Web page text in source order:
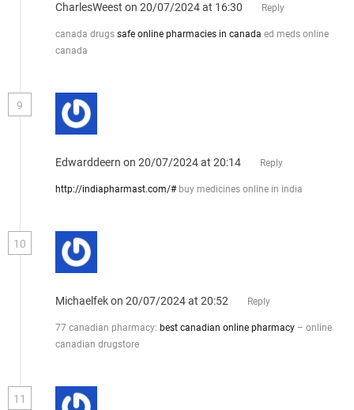
CharlesWeest on 20/07/2024 at 16:30 Reply
canada drugs safe online pharmacies in canada ed meds online
canada
9
Edwarddeern on 20/07/2024 at 20:14 Reply
http://indiapharmast.com/#buy medicines online in india
10
Michaelfekon 20/07/2024 at 20:52 Reply
77 canadian pharmacy: best canadian online pharmacy – online
canadian drugstore
11